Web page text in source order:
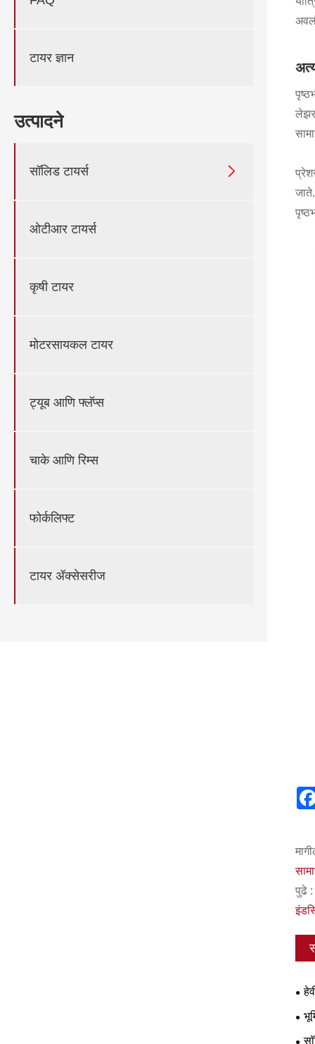
टायर ज्ञान
उत्पादने
सॉलिड टायर्स 
ओटीआर टायर्स
कृषी टायर
मोटरसायकल टायर
ट्यूब आणि फ्लॅप्स
चाके आणि रिम्स
फोर्कलिफ्ट
टायर ॲक्सेसरीज
पुढे :